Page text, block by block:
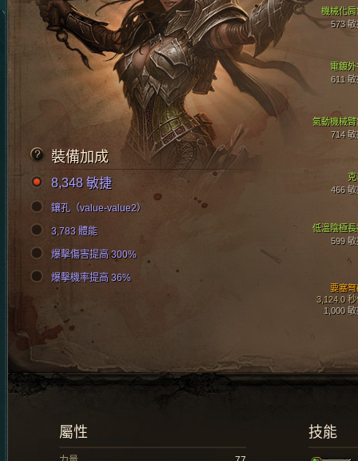
電鍍外
611 敏
氣動機械臂
714 敏
機械化肩
573 敏
低溫陰極長
599 敏
要塞弩
3,124.0 秒
1,000 敏
克
466 敏
裝備加成
8,348 敏捷
鑲孔（value-value2）
3,783 體能
爆擊傷害提高 300%
爆擊機率提高 36%
技能
屬性